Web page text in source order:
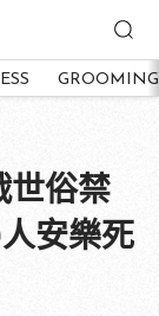
GROOMING
世俗禁
安樂死